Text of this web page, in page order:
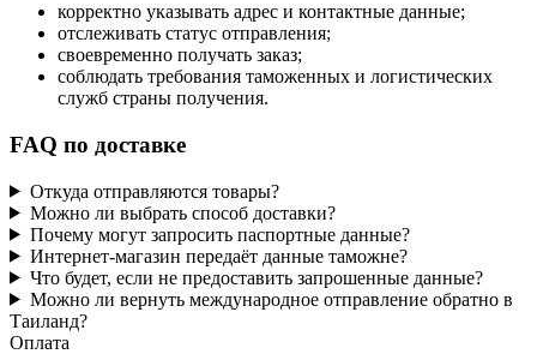
корректно указывать адрес и контактные данные;
отслеживать статус отправления;
своевременно получать заказ;
соблюдать требования таможенных и логистических
служб страны получения.
FAQ по доставке
Откуда отправляются товары?
Можно ли выбрать способ доставки?
Почему могут запросить паспортные данные?
Интернет-магазин передаёт данные таможне?
Что будет, если не предоставить запрошенные данные?
Можно ли вернуть международное отправление обратно в
Таиланд?
Оплата